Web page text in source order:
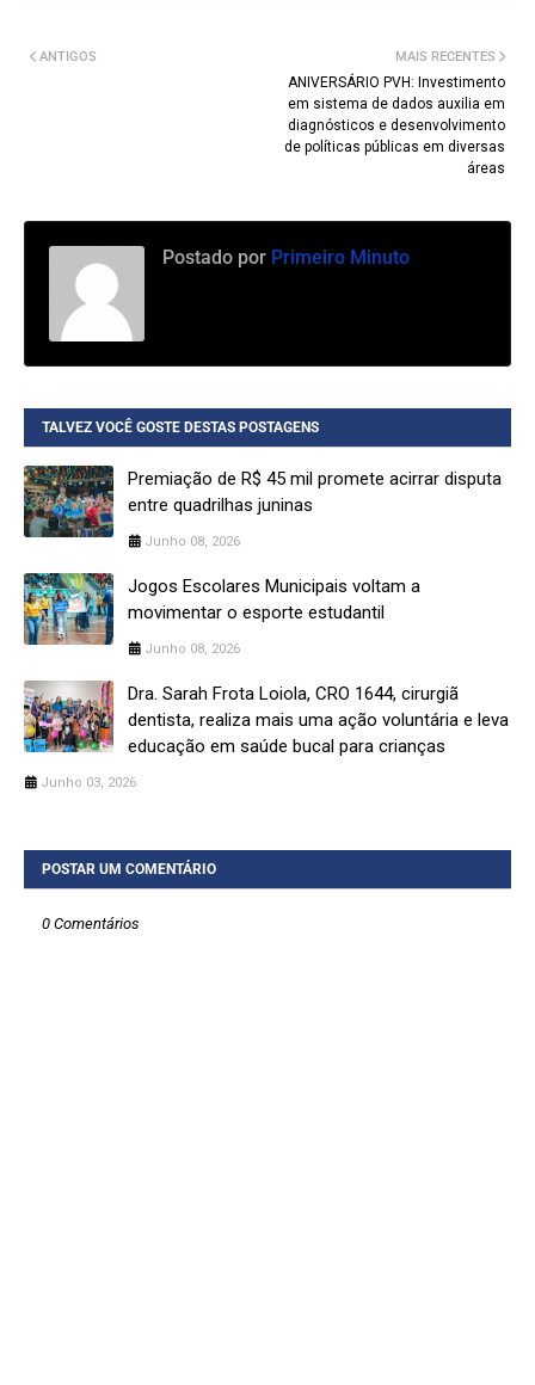
MAIS RECENTES
ANIVERSÁRIO PVH: Investimento
em sistema de dados auxilia em
diagnósticos e desenvolvimento
de políticas públicas em diversas
áreas
ANTIGOS
Postado por Primeiro Minuto
TALVEZ VOCÊ GOSTE DESTAS POSTAGENS
Premiação de R$ 45 mil promete acirrar disputa
entre quadrilhas juninas
Junho 08, 2026
Jogos Escolares Municipais voltam a
movimentar o esporte estudantil
Junho 08, 2026
Dra. Sarah Frota Loiola, CRO 1644, cirurgiã
dentista, realiza mais uma ação voluntária e leva
educação em saúde bucal para crianças
Junho 03, 2026
POSTAR UM COMENTÁRIO
0 Comentários